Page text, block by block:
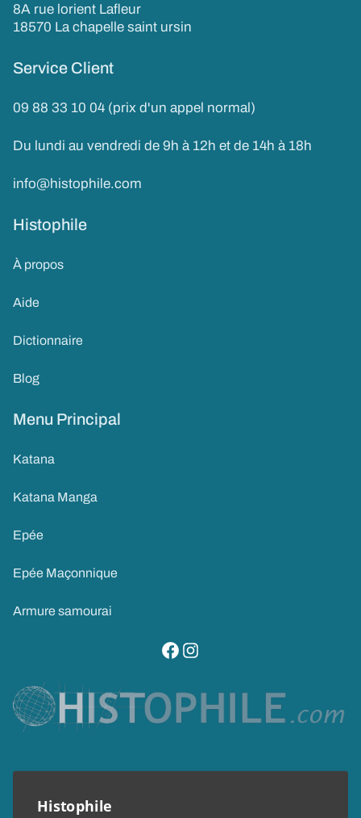
8A rue lorient Lafleur
18570 La chapelle saint ursin
Service Client
09 88 33 10 04 (prix d'un appel normal)
Du lundi au vendredi de 9h à 12h et de 14h à 18h
info@histophile.com
Histophile
À propos
Aide
Dictionnaire
Blog
Menu Principal
Katana
Katana Manga
Epée
Epée Maçonnique
Armure samourai
visitez notre page facebook
suivez notre compte instagram
Histophile